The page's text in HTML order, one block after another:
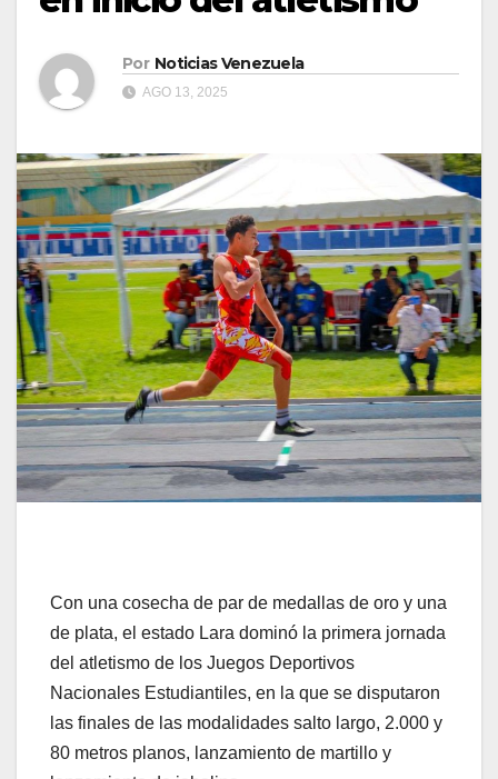
Por Noticias Venezuela
AGO 13, 2025
Con una cosecha de par de medallas de oro y una
de plata, el estado Lara dominó la primera jornada
del atletismo de los Juegos Deportivos
Nacionales Estudiantiles, en la que se disputaron
las finales de las modalidades salto largo, 2.000 y
80 metros planos, lanzamiento de martillo y